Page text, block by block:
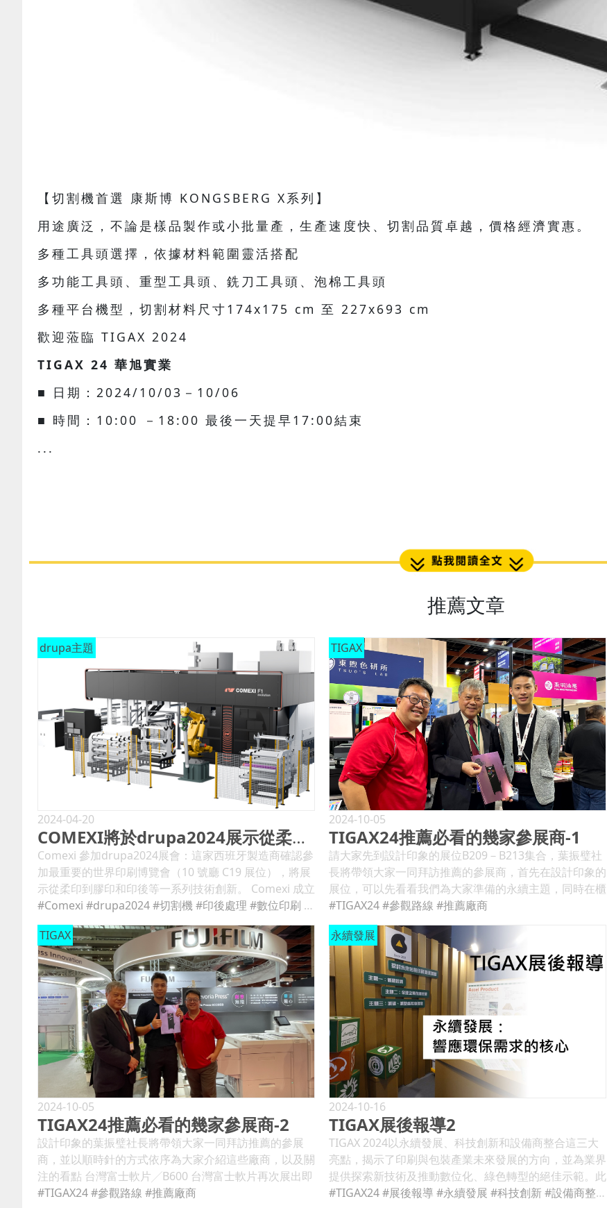
【切割機首選 康斯博 KONGSBERG X系列】
用途廣泛，不論是樣品製作或小批量產，生產速度快、切割品質卓越，價格經濟實惠。
多種工具頭選擇，依據材料範圍靈活搭配
多功能工具頭、重型工具頭、銑刀工具頭、泡棉工具頭
多種平台機型，切割材料尺寸174x175 cm 至 227x693 cm
歡迎蒞臨 TIGAX 2024
TIGAX 24 華旭實業
■ 日期：2024/10/03－10/06
■ 時間：10:00 －18:00 最後一天提早17:00結束
...
推薦文章
drupa主題
2024-04-20
COMEXI將於drupa2024展示從柔印到膠印和印後等一系列技術創新
Comexi 參加drupa2024展會：這家西班牙製造商確認參
加最重要的世界印刷博覽會（10 號廳 C19 展位），將展
示從柔印到膠印和印後等一系列技術創新。 Comexi 成立
於1954 年，專注於柔版、膠印和數位印刷解決方案，今
年慶祝其成立70 週年。中央滾筒式膠印機drupa2012展
會上的軟包裝機和 2022 年 K 展會上的 Digiflex 數位印表
機，旨在滿足可變數據印刷的需求。 柔版印刷：COMXI
在 drupa2024展會上的提案 展示了F1 Evolution 作為絕
對預覽。新型號是這家西班牙製造商柔印機系列的一部
分，與著名的 F4 和新型 F2 Evolution 和 F2 Origin 並
列。 F1 Evolution 旨在成為該領域最高階柔版印刷機的
標桿，其開發效率特別高：其印刷速度高達 600
m/min，印刷寬度高達 1690 mm最大 1260 毫米。其卓
越的堅固性和乾燥能力使其成為中長作業以及每次印刷的
盈利能力至關重要的領域的理想柔版印刷機，特別是在衛
生產品和家用產品等無需進一步印刷的單一材料上的領
域。 在它可以配備的選項中，用於更換套筒和網紋輥的
機械臂以及Comexi 開發的GeniusTech 系列的其他自動
化裝置脫穎而出，例如用於單點觸控初始設定的Genius
Print、用於初始設定的Genius Dry適應性和能源效率乾
燥，Genius Flow 用於自動快速清潔。 Comexi 印刷總監
#Comexi #drupa2024#切割機 #印後處理 #數位印刷 #膠印
TIGAX
2024-10-05
TIGAX24推薦必看的幾家參展商-1
請大家先到設計印象的展位B209－B213集合，葉振璧社
長將帶領大家一同拜訪推薦的參展商，首先在設計印象的
展位，可以先看看我們為大家準備的永續主題，同時在櫃
檯拿個袋子，領一瓶水開始今天的參觀行程 本次展覽的
平面圖上，標出推薦的參展廠商，將以順時針的方式依序
為大家介紹這些廠商，以及關注的看點 東明油墨╱B214
東煦科技╱B210 就在設計印象展位的隔壁，我們可以看
到東明油墨及東煦色研所的展位，建議大家了解一下無礦
物油的有機油墨，也可以數一數它拿多少認證。同時東煦
色研所也安排了滿滿的與色彩相關的活動分享，或許坐下
來了解一下也是不錯的選項。 順盈機械╱B402 再順贏機
器的展位，大家可以看到機器設備現場展出，有多款設
備，包括高性能自動平盤燙金軋盒機、高性能自動平盤軋
盒機、糊盒機系列，其中高性能自動平盤燙金軋盒機，一
台機器可以擁有燙金，軋盒的功能，特別推薦大家去參觀
了解 相關連結： TIGAX24推薦必看的幾家參展商-2
TIGAX24推薦必看的幾家參展商-3 TIGAX24推薦必看的幾
家參展商-4 TIGAX24推薦必看的幾家參展商-5 TIGAX24
推薦必看的幾家參展商-6 TIGAX24推薦必看的幾家參展
商-7
#TIGAX24#參觀路線 #推薦廠商
TIGAX
2024-10-05
TIGAX24推薦必看的幾家參展商-2
設計印象的葉振璧社長將帶領大家一同拜訪推薦的參展
商，並以順時針的方式依序為大家介紹這些廠商，以及關
注的看點 台灣富士軟片╱B600 台灣富士軟片再次展出即
將上市的新機器，為亞洲首度亮相，設備特別強調透過AI
#TIGAX24#參觀路線 #推薦廠商
永續發展
2024-10-16
TIGAX展後報導2
TIGAX 2024以永續發展、科技創新和設備商整合這三大
亮點，揭示了印刷與包裝產業未來發展的方向，並為業界
提供探索新技術及推動數位化、綠色轉型的絕佳示範。此
次展覽匯聚了全球的產業專家與領導者，展示最前沿的設
#TIGAX24#展後報導 #永續發展 #科技創新#設備商整合